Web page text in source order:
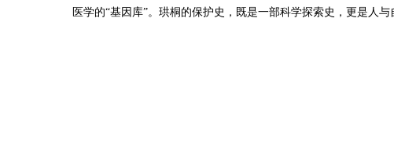
医学的“基因库”。珙桐的保护史，既是一部科学探索史，更是人与